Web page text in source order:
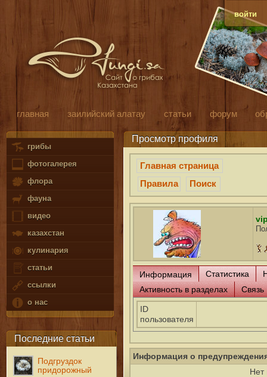
войти
главная заилийский алатау статьи форум
грибы
фотогалерея
флора
фауна
видео
казахстан
кулинария
статьи
ссылки
о нас
Последние статьи
Подгруздок
придорожный
Просмотр профиля
Главная страница
Правила
Поиск
Информация Статистика
Активность в разделах
Связь
ID
пользователя
Информация о
Нет